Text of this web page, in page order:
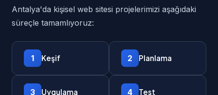
Antalya'da kişisel web sitesi projelerimizi aşağıdaki
süreçle tamamlıyoruz:
1 Keşif 2 Planlama
3 Uygulama 4 Test